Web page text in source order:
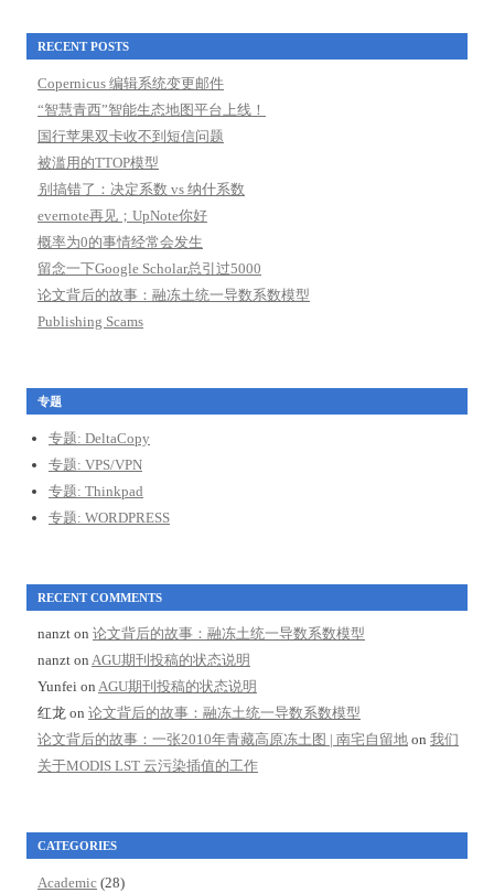
RECENT POSTS
Copernicus 编辑系统变更邮件
“智慧青西”智能生态地图平台上线！
国行苹果双卡收不到短信问题
被滥用的TTOP模型
别搞错了：决定系数 vs 纳什系数
evernote再见；UpNote你好
概率为0的事情经常会发生
留念一下Google Scholar总引过5000
论文背后的故事：融冻土统一导数系数模型
Publishing Scams
专题
专题: DeltaCopy
专题: VPS/VPN
专题: Thinkpad
专题: WORDPRESS
RECENT COMMENTS
nanzt on 论文背后的故事：融冻土统一导数系数模型
nanzt on AGU期刊投稿的状态说明
Yunfei on AGU期刊投稿的状态说明
红龙 on 论文背后的故事：融冻土统一导数系数模型
论文背后的故事：一张2010年青藏高原冻土图 | 南宅自留地 on 我们
关于MODIS LST 云污染插值的工作
CATEGORIES
Academic (28)